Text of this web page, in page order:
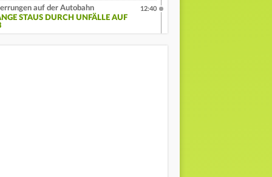
auf der Autobahn
STAUS DURCH UNFÄLLE AUF
12:40